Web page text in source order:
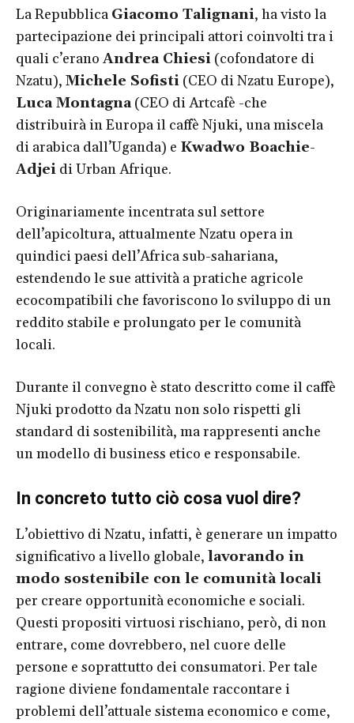
La Repubblica Giacomo Talignani, ha visto la
partecipazione dei principali attori coinvolti tra i
quali c’erano Andrea Chiesi (cofondatore di
Nzatu), Michele Sofisti (CEO di Nzatu Europe),
Luca Montagna(CEO di Artcafè -che
distribuirà in Europa il caffè Njuki, una miscela
di arabica dall’Uganda) e Kwadwo Boachie-
Adjei di Urban Afrique.
Originariamente incentrata sul settore
dell’apicoltura, attualmente Nzatu opera in
quindici paesi dell’Africa sub-sahariana,
estendendo le sue attività a pratiche agricole
ecocompatibili che favoriscono lo sviluppo di un
reddito stabile e prolungato per le comunità
locali.
Durante il convegno è stato descritto come il caffè
Njuki prodotto da Nzatu non solo rispetti gli
standard di sostenibilità, ma rappresenti anche
un modello di business etico e responsabile.
In concreto tutto ciò cosa vuol dire?
L’obiettivo di Nzatu, infatti, è generare un impatto
significativo a livello globale, lavorando in
modo sostenibile con le comunità locali
per creare opportunità economiche e sociali.
Questi propositi virtuosi rischiano, però, di non
entrare, come dovrebbero, nel cuore delle
persone e soprattutto dei consumatori. Per tale
ragione diviene fondamentale raccontare i
problemi dell’attuale sistema economico e come,